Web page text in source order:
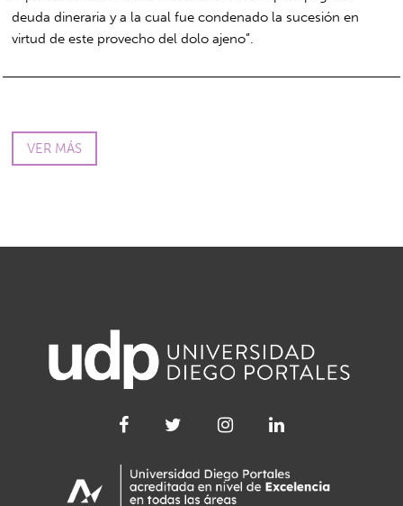
deuda dineraria y a la cual fue condenado la sucesión en
virtud de este provecho del dolo ajeno”.
VER MÁS